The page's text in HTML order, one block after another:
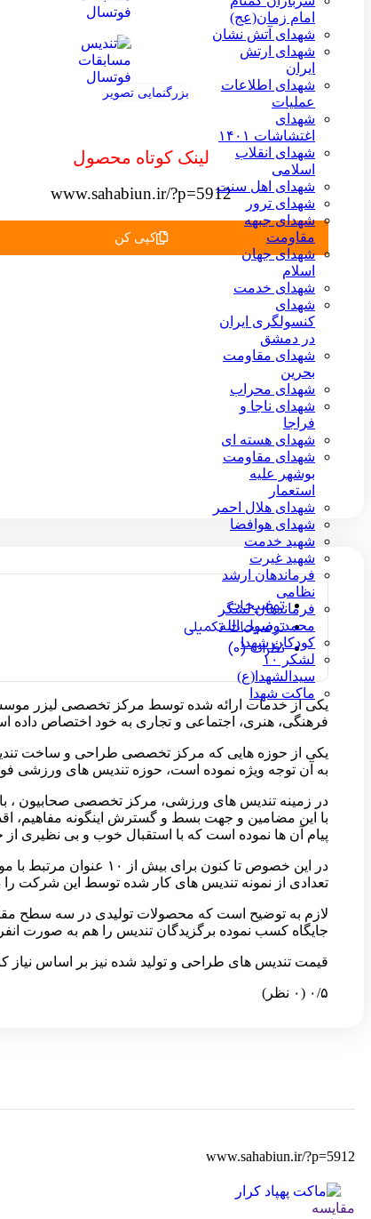
امام زمان(عج)
شهدای آتش نشان
شهدای ارتش
ایران
شهدای اطلاعات
عملیات
شهدای
اغتشاشات ۱۴۰۱
شهدای انقلاب
اسلامی
شهدای اهل سنت
شهدای ترور
شهدای جبهه
مقاومت
شهدای جهان
اسلام
شهدای خدمت
شهدای
کنسولگری ایران
در دمشق
شهدای مقاومت
بحرین
شهدای محراب
شهدای ناجا و
فراجا
شهدای هسته ای
شهدای مقاومت
بوشهر علیه
استعمار
شهدای هلال احمر
شهدای هوافضا
شهید خدمت
شهید غیرت
فرماندهان ارشد
نظامی
فرماندهان لشگر
محمد رسول الله
کودکان شهدا
لشکر ۱۰
سیدالشهدا(ع)
ماکت شهدا
بزرگنمایی تصویر
لینک کوتاه محصول
www.sahabiun.ir/?p=5912
کپی کن
توضیحات
توضیحات تکمیلی
نظرات (0)
یکی از خدمات ارائه شده توسط مرکز تخصصی لیزر
فرهنگی، هنری، اجتماعی و تجاری به خود اختصاص داده
یکی از حوزه هایی که مرکز تخصصی طراحی و ساخت
به آن توجه ویژه نموده است، حوزه تندیس های ورزشی
در زمینه تندیس های ورزشی، مرکز تخصصی صحابیون ،
با این مضامین و جهت بسط و گسترش اینگونه مفاهیم،
پیام آن ها نموده است که با استقبال خوب و بی نظیری
در این خصوص تا
تعدادی از نمونه تندیس های کار شده توسط این شرکت را
لازم به توضیح است که محصولات تولیدی در سه سطح
جایگاه کسب نموده برگزیدگان تندیس را هم به صورت
قیمت تندیس های طراحی و تولید شده نیز بر اساس نیاز
‫۰/۵ ‫(۰ نظر)
www.sahabiun.ir/?p=5912
مقایسه